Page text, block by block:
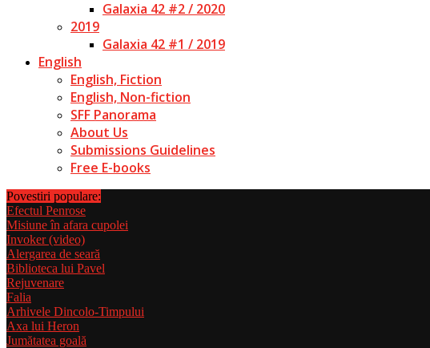
Galaxia 42 #2 / 2020
2019
Galaxia 42 #1 / 2019
English
English, Fiction
English, Non-fiction
SFF Panorama
About Us
Submissions Guidelines
Free E-books
Povestiri populare:
Efectul Penrose
Misiune în afara cupolei
Invoker (video)
Alergarea de seară
Biblioteca lui Pavel
Rejuvenare
Falia
Arhivele Dincolo-Timpului
Axa lui Heron
Jumătatea goală